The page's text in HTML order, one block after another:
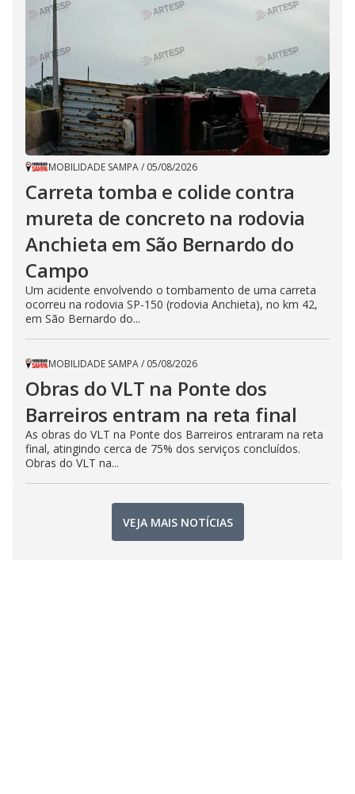
MOBILIDADE SAMPA/ 05/08/2026
Carreta tomba e colide contra
mureta de concreto na rodovia
Anchieta em São Bernardo do
Campo
Um acidente envolvendo o tombamento de uma carreta
ocorreu na rodovia SP-150 (rodovia Anchieta), no km 42,
em São Bernardo do...
MOBILIDADE SAMPA/ 05/08/2026
Obras do VLT na Ponte dos
Barreiros entram na reta final
As obras do VLT na Ponte dos Barreiros entraram na reta
final, atingindo cerca de 75% dos serviços concluídos.
Obras do VLT na...
VEJA MAIS NOTÍCIAS